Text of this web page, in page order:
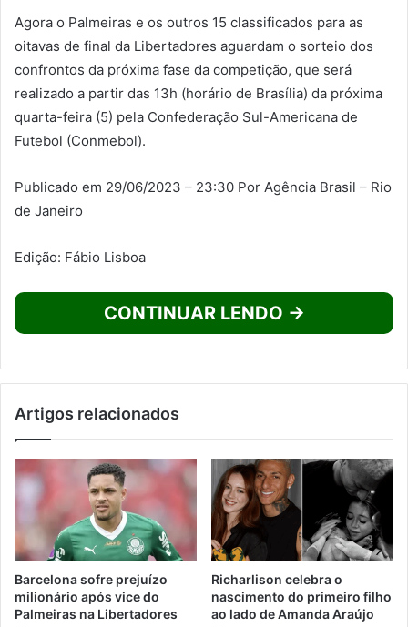
Agora o Palmeiras e os outros 15 classificados para as
oitavas de final da Libertadores aguardam o sorteio dos
confrontos da próxima fase da competição, que será
realizado a partir das 13h (horário de Brasília) da próxima
quarta-feira (5) pela Confederação Sul-Americana de
Futebol (Conmebol).
Publicado em 29/06/2023 – 23:30 Por Agência Brasil – Rio
de Janeiro
Edição: Fábio Lisboa
CONTINUAR LENDO →
Artigos relacionados
Barcelona sofre prejuízo
milionário após vice do
Palmeiras na Libertadores
Richarlison celebra o
nascimento do primeiro filho
ao lado de Amanda Araújo